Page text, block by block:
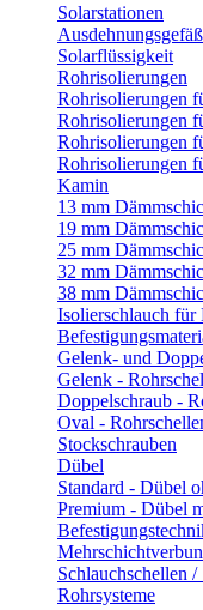
Solarstationen
Solarflüssigkeit
Rohrisolierungen
Rohrisolierungen
Rohrisolierungen
Rohrisolierungen
Rohrisolierungen
Kamin
13 mm
19 mm
25 mm
32 mm
38 mm
Isolierschlauch für
Gelenk- und
Gelenk -
Doppelschraub -
Oval -
Stockschrauben
Dübel
Standard - Dübel
Premium - Dübel
Schlauchschellen
Rohrsysteme